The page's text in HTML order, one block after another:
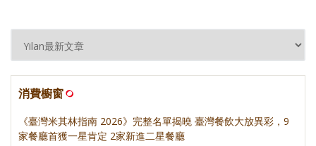
消費櫥窗
《臺灣米其林指南 2026》完整名單揭曉 臺灣餐飲大放異彩，9
家餐廳首獲一星肯定 2家新進二星餐廳